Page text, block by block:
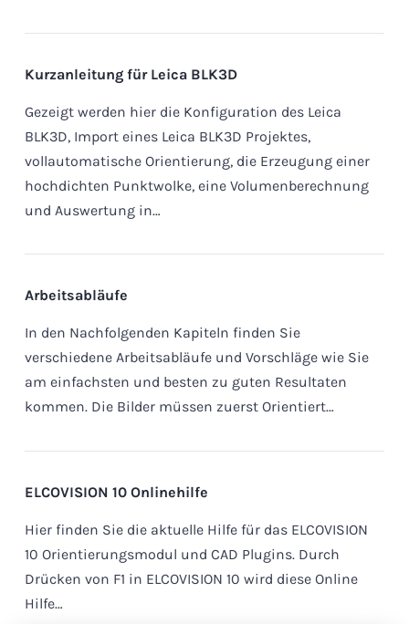
Kurzanleitung für Leica BLK3D
Gezeigt werden hier die Konfiguration des Leica
BLK3D, Import eines Leica BLK3D Projektes,
vollautomatische Orientierung, die Erzeugung einer
hochdichten Punktwolke, eine Volumenberechnung
und Auswertung in…
Arbeitsabläufe
In den Nachfolgenden Kapiteln finden Sie
verschiedene Arbeitsabläufe und Vorschläge wie Sie
am einfachsten und besten zu guten Resultaten
kommen. Die Bilder müssen zuerst Orientiert…
ELCOVISION 10 Onlinehilfe
Hier finden Sie die aktuelle Hilfe für das ELCOVISION
10 Orientierungsmodul und CAD Plugins. Durch
Drücken von F1 in ELCOVISION 10 wird diese Online
Hilfe…